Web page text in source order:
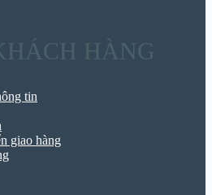
HÀNG
tin
giao hàng